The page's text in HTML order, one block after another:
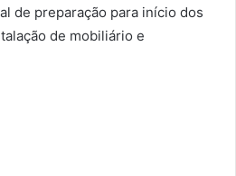
de preparação para início dos
de mobiliário e